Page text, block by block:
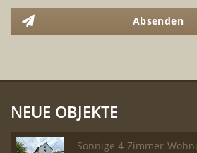
Absenden
NEUE OBJEKTE
Sonnige 4-Zimmer-